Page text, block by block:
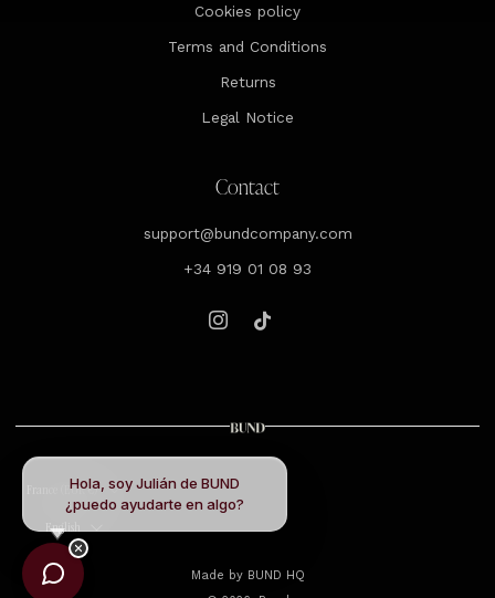
Cookies policy
Terms and Conditions
Returns
Legal Notice
Contact
support@bundcompany.com
+34 919 01 08 93
Country
France (EUR €)
Language
English
Made byBUND HQ
Hola, soy Julián de BUND
¿puedo ayudarte en algo?